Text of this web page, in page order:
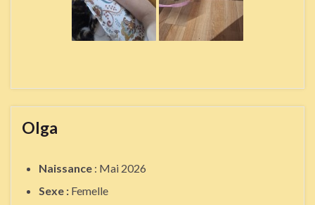
Olga
Naissance : Mai 2026
Sexe : Femelle